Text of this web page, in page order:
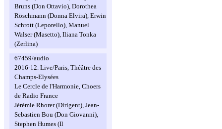
Bruns (Don Ottavio), Dorothea
Röschmann (Donna Elvira), Erwin
Schrott (Leporello), Manuel
Walser (Masetto), Iliana Tonka
(Zerlina)
67459/audio
2016-12. Live/Paris, Théâtre des
Champs-Elysées
Le Cercle de l'Harmonie, Choers
de Radio France
Jérémie Rhorer (Dirigent), Jean-
Sebastien Bou (Don Giovanni),
Stephen Humes (Il